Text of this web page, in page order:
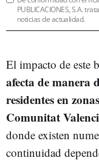
PUBLICACIONES, S.A.
noticias de actualidad.
El impacto de este
afecta de manera
residentes en
Comunitat
donde existen
continuidad